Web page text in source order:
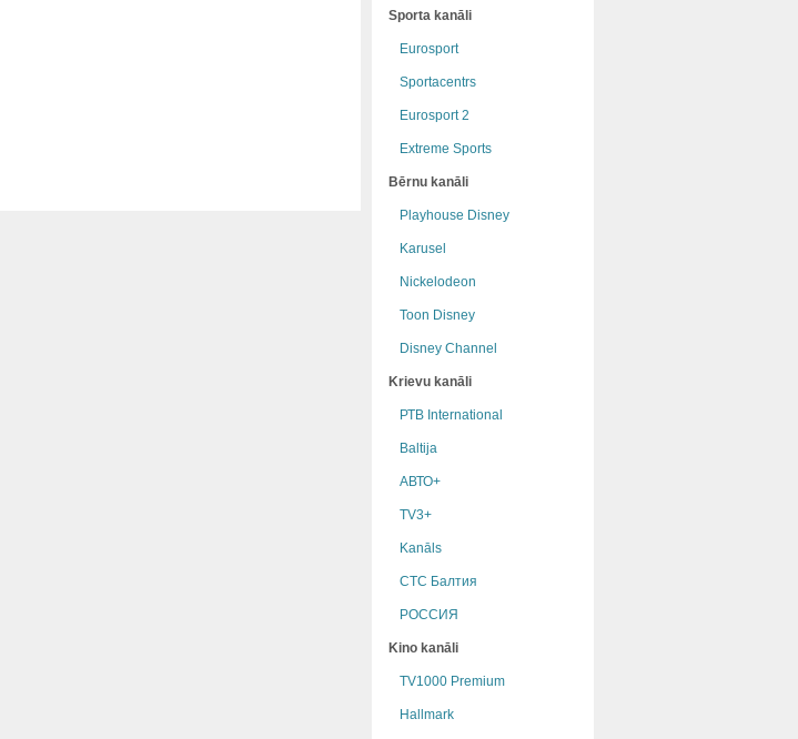
Sporta kanāli
Eurosport
Sportacentrs
Eurosport 2
Extreme Sports
Bērnu kanāli
Playhouse Disney
Karusel
Nickelodeon
Toon Disney
Disney Channel
Krievu kanāli
РТB International
Baltija
АВТО+
TV3+
Kanāls
СТС Балтия
РОССИЯ
Kino kanāli
TV1000 Premium
Hallmark